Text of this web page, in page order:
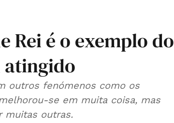
Rei é o exemplo do
atingido
outros fenómenos como os
se em muita coisa, mas
muitas outras.